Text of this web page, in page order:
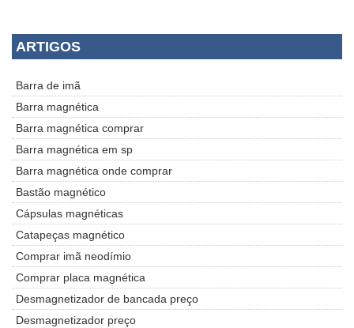
ARTIGOS
Barra de imã
Barra magnética
Barra magnética comprar
Barra magnética em sp
Barra magnética onde comprar
Bastão magnético
Cápsulas magnéticas
Catapeças magnético
Comprar imã neodímio
Comprar placa magnética
Desmagnetizador de bancada preço
Desmagnetizador preço